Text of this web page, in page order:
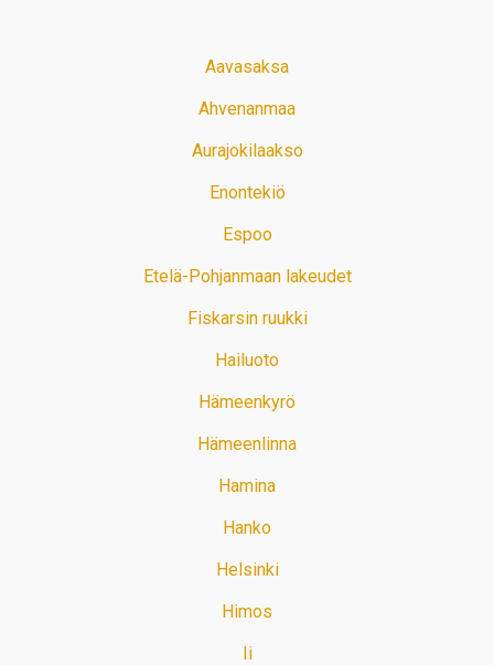
Aavasaksa
Ahvenanmaa
Aurajokilaakso
Enontekiö
Espoo
Etelä-Pohjanmaan lakeudet
Fiskarsin ruukki
Hailuoto
Hämeenkyrö
Hämeenlinna
Hamina
Hanko
Helsinki
Himos
Ii